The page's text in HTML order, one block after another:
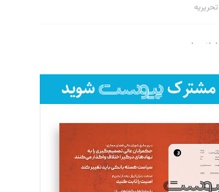
تحریریه
لیلا حنارود
فائزه فتحی رستمی
تحریریه
سروش کرمیان
تحریریه